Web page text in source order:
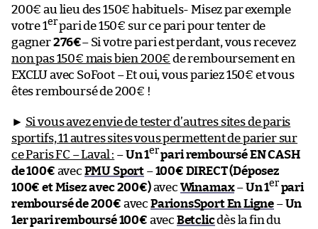
200€ au lieu des 150€ habituels- Misez par exemple
votre 1erpari de 150€ sur ce pari pour tenter de
gagner276€– Si votre pari est perdant, vous recevez
non pas 150€ mais bien 200€ de remboursement en
EXCLU avec SoFoot – Et oui, vous pariez 150€ et vous
êtes remboursé de 200€ !
► Si vous avez envie de tester d’autres sites de paris
sportifs, 11 autres sites vous permettent de parier sur
ce Paris FC – Laval : –Un 1erpari remboursé EN CASH
de 100€ avec PMU Sport –100€ DIRECT (Déposez
100€ et Misez avec 200€)avec Winamax–Un 1er pari
remboursé de 200€ avec ParionsSport En Ligne –Un
1er pari remboursé 100€ avec Betclicdès la fin du